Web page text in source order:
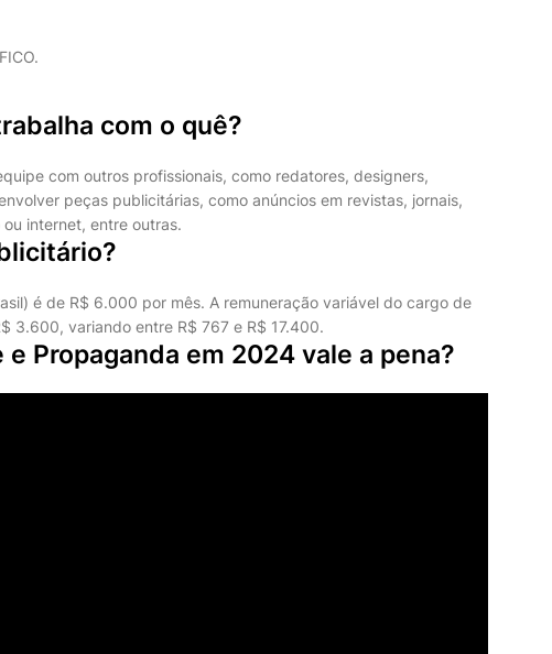
com o quê?
com outros profissionais, como redatores, designers,
peças publicitárias, como anúncios em revistas, jornais,
internet, entre outras.
é de R$ 6.000 por mês. A remuneração variável do cargo de
3.600, variando entre R$ 767 e R$ 17.400.
Propaganda em 2024 vale a pena?